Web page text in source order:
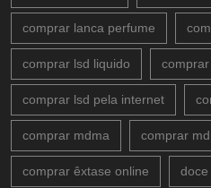
comprar lanca perfume
comprar lsd liquido
comprar lsd pela internet
comprar mdma comprar
comprar êxtase online doce